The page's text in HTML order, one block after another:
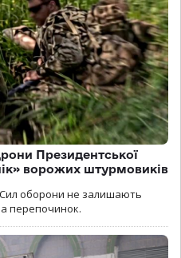
Президентської
ворожих штурмовиків
оборони не залишають
перепочинок.